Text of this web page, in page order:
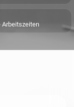
Arbeitszeiten